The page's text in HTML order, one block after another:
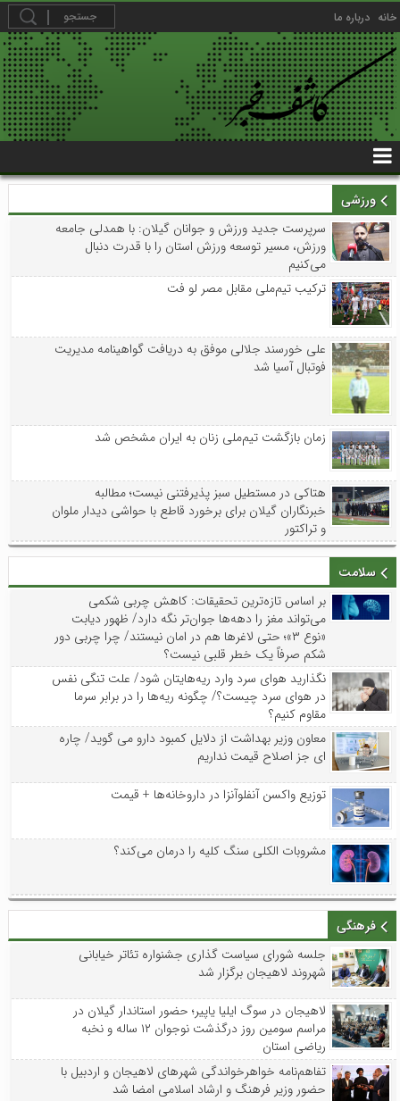
خانه درباره ما
ورزشی
سرپرست جدید ورزش و جوانان گیلان: با همدلی جامعه
ورزش، مسیر توسعه ورزش استان را با قدرت دنبال
می‌کنیم
ترکیب تیم‌ملی مقابل مصر لو فت
علی خورسند جلالی موفق به دریافت گواهینامه مدیریت
فوتبال آسیا شد
زمان بازگشت تیم‌ملی زنان به ایران مشخص شد
هتاکی در مستطیل سبز پذیرفتنی نیست؛ مطالبه
خبرنگاران گیلان برای برخورد قاطع با حواشی دیدار ملوان
و تراکتور
سلامت
بر اساس تازه‌ترین تحقیقات: کاهش چربی شکمی
می‌تواند مغز را دهه‌ها جوان‌تر نگه دارد/ ظهور دیابت
«نوع ۳»؛ حتی لاغرها هم در امان نیستند/ چرا چربی دور
شکم صرفاً یک خطر قلبی نیست؟
نگذارید هوای سرد وارد ریه‌هایتان شود/ علت تنگی نفس
در هوای سرد چیست؟/ چگونه ریه‌ها را در برابر سرما
مقاوم کنیم؟
معاون وزیر بهداشت از دلایل کمبود دارو می گوید/ چاره
ای جز اصلاح قیمت نداریم
توزیع واکسن‌ آنفلوآنزا در داروخانه‌ها + قیمت
مشروبات الکلی سنگ کلیه را درمان می‌کند؟
فرهنگی
جلسه شورای سیاست گذاری جشنواره تئاتر خیابانی
شهروند لاهیجان برگزار شد
لاهیجان در سوگ ایلیا یاپیر؛ حضور استاندار گیلان در
مراسم سومین روز درگذشت نوجوان ۱۲ ساله و نخبه
ریاضی استان
تفاهم‌نامه خواهرخواندگی شهرهای لاهیجان و اردبیل با
حضور وزیر فرهنگ و ارشاد اسلامی امضا شد